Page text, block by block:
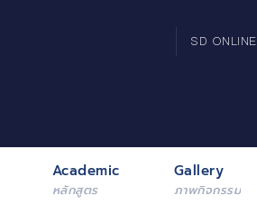
SD ONLINE
Academic
หลักสูตร
Gallery
ภาพกิจกรรม